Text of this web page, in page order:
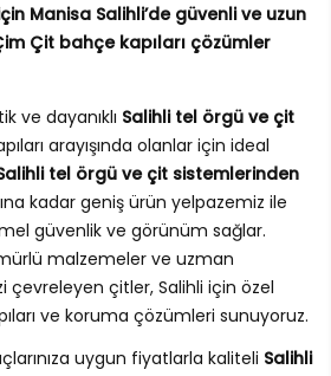
Manisa Salihli’de güvenli ve uzun
Çit bahçe kapıları çözümler
ve dayanıklı Salihli tel örgü ve çit
arayışında olanlar için ideal
tel örgü ve çit sistemlerinden
kadar geniş ürün yelpazemiz ile
güvenlik ve görünüm sağlar.
malzemeler ve uzman
çevreleyen çitler, Salihli için özel
ve koruma çözümleri sunuyoruz.
uygun fiyatlarla kaliteli Salihli